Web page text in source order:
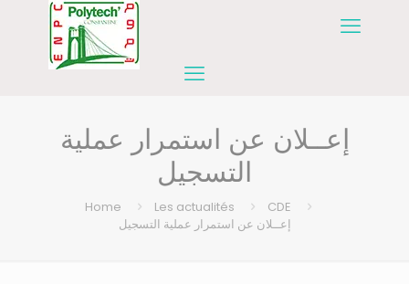
إعــلان عن استمرار عملية
التسجيل
Home Les actualités
CDE
إعــلان عن استمرار عملية التسجيل